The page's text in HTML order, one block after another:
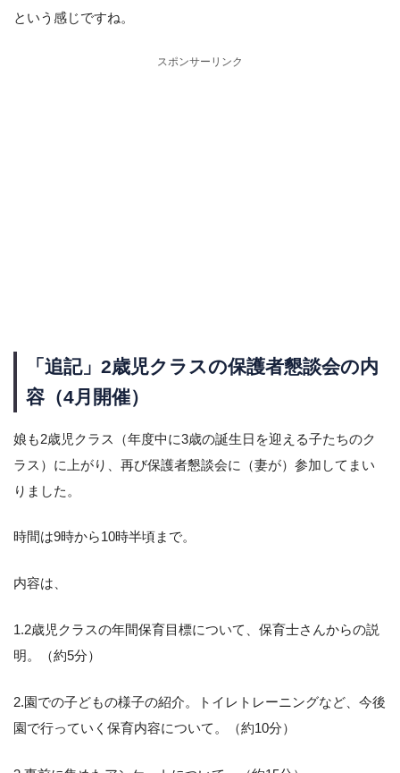
という感じですね。
スポンサーリンク
「追記」2歳児クラスの保護者懇談会の内
容（4月開催）
娘も2歳児クラス（年度中に3歳の誕生日を迎える子たちのク
ラス）に上がり、再び保護者懇談会に（妻が）参加してまい
りました。
時間は9時から10時半頃まで。
内容は、
1.2歳児クラスの年間保育目標について、保育士さんからの説
明。（約5分）
2.園での子どもの様子の紹介。トイレトレーニングなど、今後
園で行っていく保育内容について。（約10分）